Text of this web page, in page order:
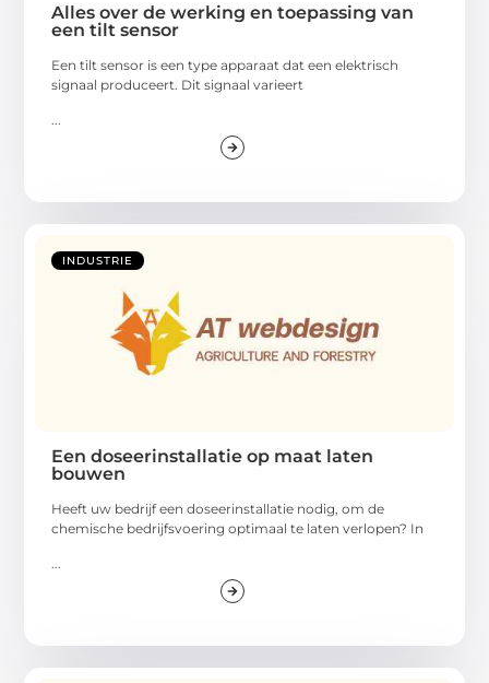
Alles over de werking en toepassing van
een tilt sensor
Een tilt sensor is een type apparaat dat een elektrisch
signaal produceert. Dit signaal varieert
INDUSTRIE
Een doseerinstallatie op maat laten
bouwen
Heeft uw bedrijf een doseerinstallatie nodig, om de
chemische bedrijfsvoering optimaal te laten verlopen? In
...